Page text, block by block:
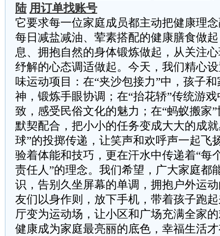
陆 用订单找账号
它要求每一位家庭成员都主动把健康理
每日减盐减油、荤素搭配的健康膳食做
息、拥抱自然的身体锻炼做起，从关注
纾解的心态调适做起。今天，我们精心
味运动项目：在“夹沙包接力”中，孩子
神，锻炼手眼协调；在“抬花轿”传统游
致，感受民俗文化的魅力；在“蚂蚁搬家
默契配合，把小小的任务变成大大的成
球”的投掷传递，让笑声和欢呼声一起飞
验着体能和技巧，更在汗水中传递着“每
责任人”的理念。我们希望，广大家庭都
识，告别久坐屏幕的单调，拥抱户外运
友们以身作则，放下手机，带着孩子跑
厅变为运动场，让小区和广场充满全家
健康成为家庭最亮丽的底色，幸福生活